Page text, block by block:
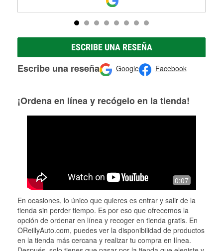
ESCRIBE UNA RESEÑA
Escribe una reseña Google Facebook
¡Ordena en línea y recógelo en la tienda!
0:07
En ocasiones, lo único que quieres es entrar y salir de la
tienda sin perder tiempo. Es por eso que ofrecemos la
opción de ordenar en línea y recoger en tienda gratis. En
OReillyAuto.com, puedes ver la disponibilidad de productos
en la tienda más cercana y realizar tu compra en línea.